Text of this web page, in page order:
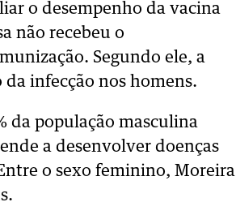
o desempenho da vacina
não recebeu o
Segundo ele, a
infecção nos homens.
da população masculina
a desenvolver doenças
o sexo feminino, Moreira